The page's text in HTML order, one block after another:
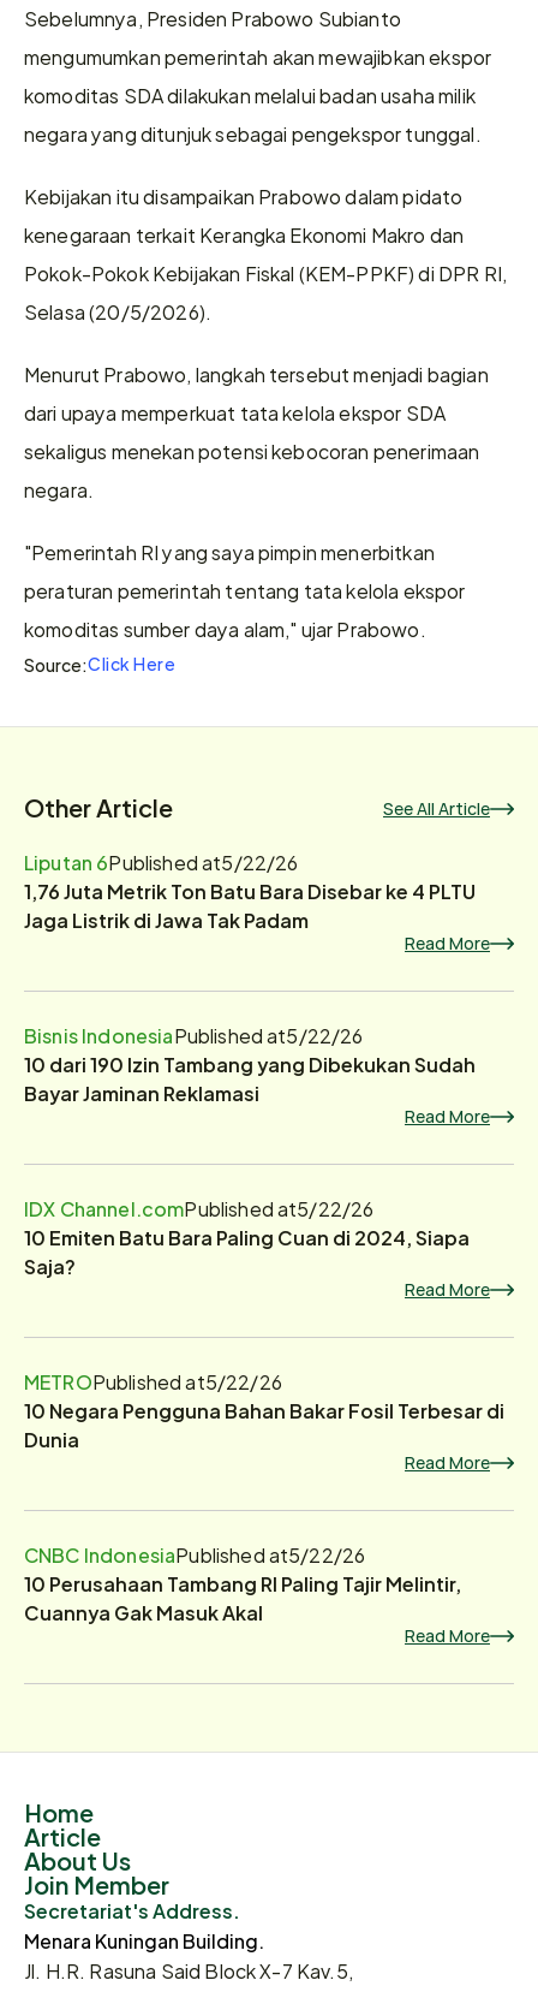
Sebelumnya, Presiden Prabowo Subianto
mengumumkan pemerintah akan mewajibkan ekspor
komoditas SDA dilakukan melalui badan usaha milik
negara yang ditunjuk sebagai pengekspor tunggal.
Kebijakan itu disampaikan Prabowo dalam pidato
kenegaraan terkait Kerangka Ekonomi Makro dan
Pokok-Pokok Kebijakan Fiskal (KEM-PPKF) di DPR RI,
Selasa (20/5/2026).
Menurut Prabowo, langkah tersebut menjadi bagian
dari upaya memperkuat tata kelola ekspor SDA
sekaligus menekan potensi kebocoran penerimaan
negara.
"Pemerintah RI yang saya pimpin menerbitkan
peraturan pemerintah tentang tata kelola ekspor
komoditas sumber daya alam," ujar Prabowo.
Source:Click Here
Other Article See All Article
Liputan 6Published at5/22/26
1,76 Juta Metrik Ton Batu Bara Disebar ke 4 PLTU
Jaga Listrik di Jawa Tak Padam
Read More
Bisnis IndonesiaPublished at5/22/26
10 dari 190 Izin Tambang yang Dibekukan Sudah
Bayar Jaminan Reklamasi
Read More
IDX Channel.comPublished at5/22/26
10 Emiten Batu Bara Paling Cuan di 2024, Siapa
Saja?
Read More
METROPublished at5/22/26
10 Negara Pengguna Bahan Bakar Fosil Terbesar di
Dunia
Read More
CNBC IndonesiaPublished at5/22/26
10 Perusahaan Tambang RI Paling Tajir Melintir,
Cuannya Gak Masuk Akal
Read More
Home
Article
About Us
Join Member
Secretariat's Address.
Menara Kuningan Building.
Jl. H.R. Rasuna Said Block X-7 Kav.5,